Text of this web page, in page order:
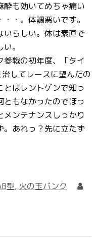
も効いてめちゃ痛い
・。体調悪いです。
いらしい。体は素直で
。
戦の初年度、「タイ
してレースに望んだの
はレントゲンで知っ
ともなかったのでほっ
メンテナンスしっかり
。あれっ？先に立たず
型, 火の玉バンク